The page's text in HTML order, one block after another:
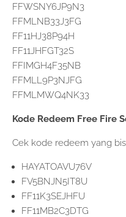
FFWSNY6JP9N3
FFMLNB33J3FG
FF11HJ38P94H
FF11JHFGT32S
FFIMGH4F35NB
FFMLL9P3NJFG
FFMLMWQ4NK33
Kode Redeem Free Fire
Cek kode redeem yang
HAYATOAVU76V
FV5BNJN5IT8U
FF11K3SEJHFU
FF11MB2C3DTG